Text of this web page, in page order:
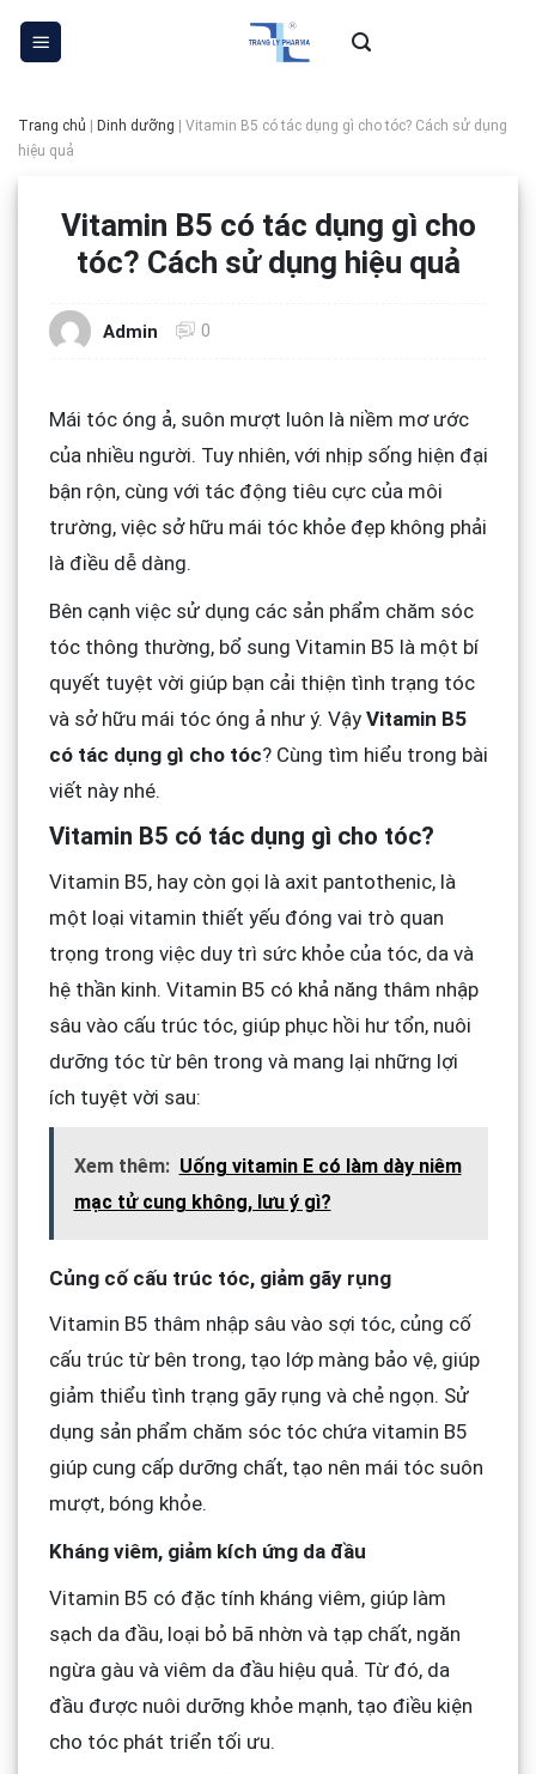
Skip
Trang chủ Dinh dưỡng
Vitamin B5 có tác dụng gì cho tóc? Cách sử dụng
hiệu quả
Vitamin B5 có tác dụng gì cho
tóc? Cách sử dụng hiệu quả
Admin 0
Mái tóc óng ả, suôn mượt luôn là niềm mơ ước
của nhiều người. Tuy nhiên, với nhịp sống hiện đại
bận rộn, cùng với tác động tiêu cực của môi
trường, việc sở hữu mái tóc khỏe đẹp không phải
là điều dễ dàng.
Bên cạnh việc sử dụng các sản phẩm chăm sóc
tóc thông thường, bổ sung Vitamin B5 là một bí
quyết tuyệt vời giúp bạn cải thiện tình trạng tóc
và sở hữu mái tóc óng ả như ý. Vậy Vitamin B5
có tác dụng gì cho tóc? Cùng tìm hiểu trong bài
viết này nhé.
Vitamin B5 có tác dụng gì cho tóc?
Vitamin B5, hay còn gọi là axit pantothenic, là
một loại vitamin thiết yếu đóng vai trò quan
trọng trong việc duy trì sức khỏe của tóc, da và
hệ thần kinh. Vitamin B5 có khả năng thâm nhập
sâu vào cấu trúc tóc, giúp phục hồi hư tổn, nuôi
dưỡng tóc từ bên trong và mang lại những lợi
ích tuyệt vời sau:
Xem thêm: Uống vitamin E có làm dày niêm
mạc tử cung không, lưu ý gì?
Củng cố cấu trúc tóc, giảm gãy rụng
Vitamin B5 thâm nhập sâu vào sợi tóc, củng cố
cấu trúc từ bên trong, tạo lớp màng bảo vệ, giúp
giảm thiểu tình trạng gãy rụng và chẻ ngọn. Sử
dụng sản phẩm chăm sóc tóc chứa vitamin B5
giúp cung cấp dưỡng chất, tạo nên mái tóc suôn
mượt, bóng khỏe.
Kháng viêm, giảm kích ứng da đầu
Vitamin B5 có đặc tính kháng viêm, giúp làm
sạch da đầu, loại bỏ bã nhờn và tạp chất, ngăn
ngừa gàu và viêm da đầu hiệu quả. Từ đó, da
đầu được nuôi dưỡng khỏe mạnh, tạo điều kiện
cho tóc phát triển tối ưu.